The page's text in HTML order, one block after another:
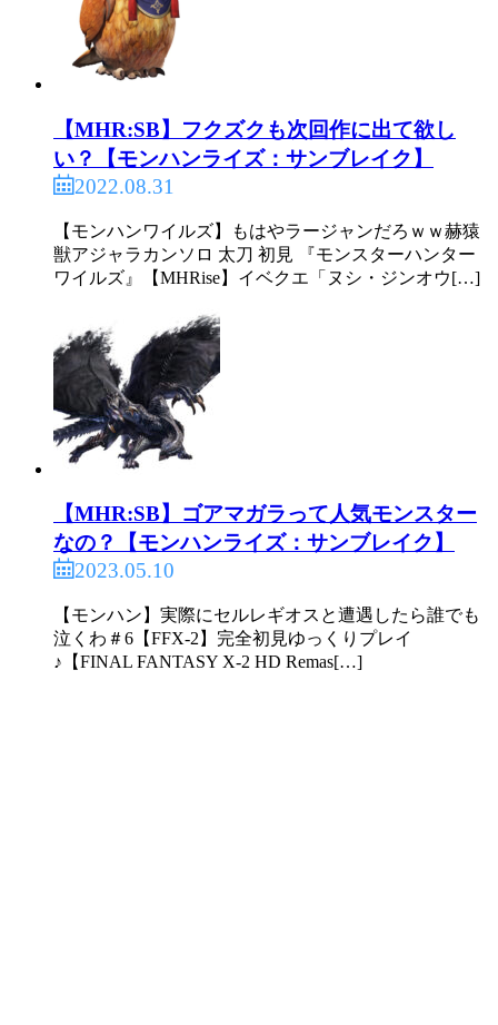
【MHR:SB】フクズクも次回作に出て欲し
い？【モンハンライズ：サンブレイク】
2022.08.31
【モンハンワイルズ】もはやラージャンだろｗｗ赫猿
獣アジャラカンソロ 太刀 初見 『モンスターハンター
ワイルズ』【MHRise】イベクエ「ヌシ・ジンオウ[…]
【MHR:SB】ゴアマガラって人気モンスター
なの？【モンハンライズ：サンブレイク】
2023.05.10
【モンハン】実際にセルレギオスと遭遇したら誰でも
泣くわ＃6【FFX-2】完全初見ゆっくりプレイ
♪【FINAL FANTASY X-2 HD Remas[…]